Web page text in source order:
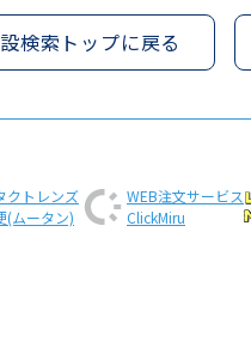
検索トップに戻る
クトレンズ
(ムータン)
WEB注文サービス
ClickMiru